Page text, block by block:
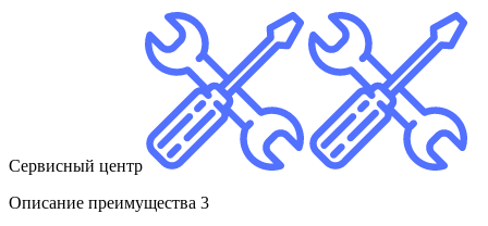
Сервисный центр
Описание преимущества 3